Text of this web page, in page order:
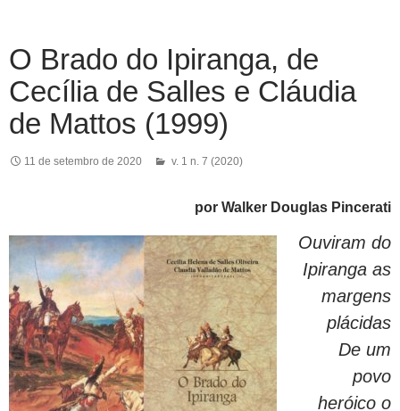
O Brado do Ipiranga, de
Cecília de Salles e Cláudia
de Mattos (1999)
11 de setembro de 2020 v. 1 n. 7 (2020)
por Walker Douglas Pincerati
Ouviram do
Ipiranga as
margens
plácidas
De um
povo
heróico o